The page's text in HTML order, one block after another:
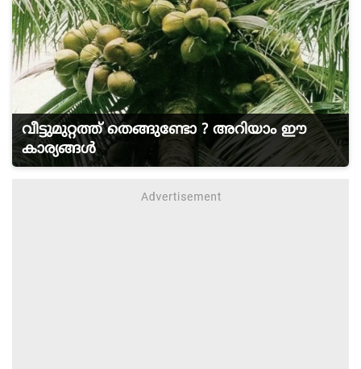
വീട്ടുമുറ്റത്ത് തെങ്ങുണ്ടോ ? അറിയാം ഈ
കാര്യങ്ങള്‍